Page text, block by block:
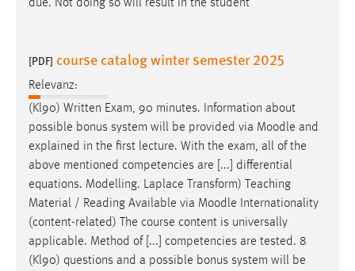
due. Not doing so will result in the student
[PDF] course catalog winter semester 2025
Relevanz:
(Kl90) Written Exam, 90 minutes. Information about
possible bonus system will be provided via Moodle and
explained in the first lecture. With the exam, all of the
above mentioned competencies are [...] differential
equations. Modelling. Laplace Transform) Teaching
Material / Reading Available via Moodle Internationality
(content-related) The course content is universally
applicable. Method of [...] competencies are tested. 8
(Kl90) questions and a possible bonus system will be